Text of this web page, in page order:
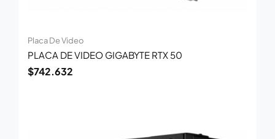
Placa De Video
PLACA DE VIDEO GIGABYTE RTX 50
$742.632